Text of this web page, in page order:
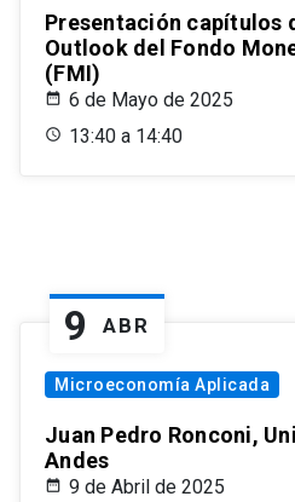
Presentación capítulos
Outlook del Fondo
(FMI)
6 de Mayo de 2025
13:40 a 14:40
9 ABR
Microeconomía Aplicada
Juan Pedro Ronconi,
Andes
9 de Abril de 2025